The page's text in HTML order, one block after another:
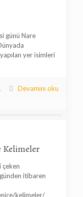
günü Nare
yer isimleri
Devamını oku
Kelimeler
çeken
itibaren
kelimeler/